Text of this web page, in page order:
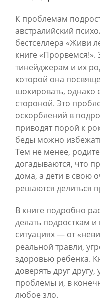
К проблемам
австралийский
бестселлера «Живи
книге «Прорвемся!».
тинейджерам и их
которой она
шокировать,
стороной. Это
оскорблений в
приводят порой к
беды можно
Тем не менее,
догадываются, что
дома, а дети в свою
решаются делиться
В книге подробно
делать подросткам
ситуациях — от
реальной травли,
здоровью ребенка.
доверять друг
проблемы и, в
любое зло.